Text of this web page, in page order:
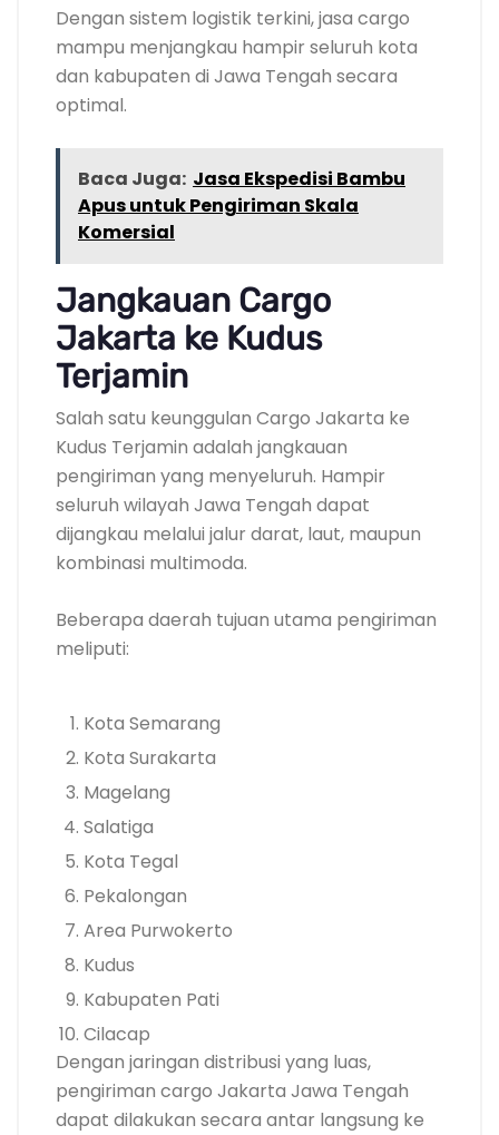
Dengan sistem logistik terkini, jasa cargo
mampu menjangkau hampir seluruh kota
dan kabupaten di Jawa Tengah secara
optimal.
Baca Juga: Jasa Ekspedisi Bambu
Apus untuk Pengiriman Skala
Komersial
Jangkauan Cargo
Jakarta ke Kudus
Terjamin
Salah satu keunggulan Cargo Jakarta ke
Kudus Terjamin adalah jangkauan
pengiriman yang menyeluruh. Hampir
seluruh wilayah Jawa Tengah dapat
dijangkau melalui jalur darat, laut, maupun
kombinasi multimoda.
Beberapa daerah tujuan utama pengiriman
meliputi:
Kota Semarang
Kota Surakarta
Magelang
Salatiga
Kota Tegal
Pekalongan
Area Purwokerto
Kudus
Kabupaten Pati
Cilacap
Dengan jaringan distribusi yang luas,
pengiriman cargo Jakarta Jawa Tengah
dapat dilakukan secara antar langsung ke